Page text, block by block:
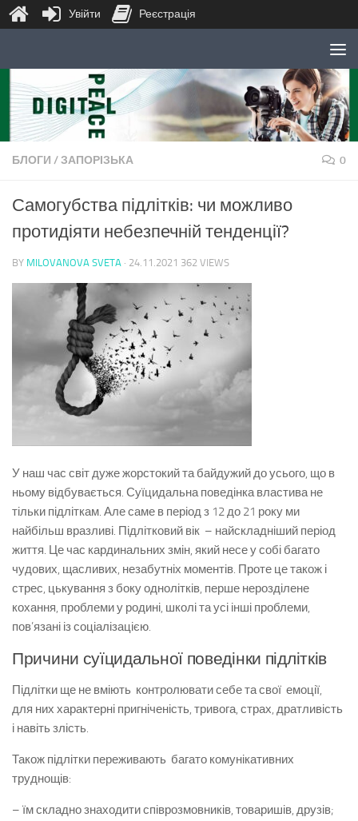
Skip to content
БЛОГИ /ЗАПОРІЗЬКА 0
Самогубства підлітків: чи можливо
протидіяти небезпечній тенденції?
BY MILOVANOVA SVETA · 24.11.2021 362 VIEWS
У наш час світ дуже жорстокий та байдужий до усього, що в
ньому відбувається. Суїцидальна поведінка властива не
тільки підліткам. Але саме в період з 12 до 21 року ми
найбільш вразливі. Підлітковий вік – найскладніший період
життя. Це час кардинальних змін, який несе у собі багато
чудових, щасливих, незабутніх моментів. Проте це також і
стрес, цькування з боку однолітків, перше нерозділене
кохання, проблеми у родині, школі та усі інші проблеми,
пов’язані із соціалізацією.
Причини суїцидальної поведінки підлітків
Підлітки ще не вміють контролювати себе та свої емоції,
для них характерні пригніченість, тривога, страх, дратливість
і навіть злість.
Також підлітки переживають багато комунікативних
труднощів:
– їм складно знаходити співрозмовників, товаришів, друзів;
Увійти Реєстрація